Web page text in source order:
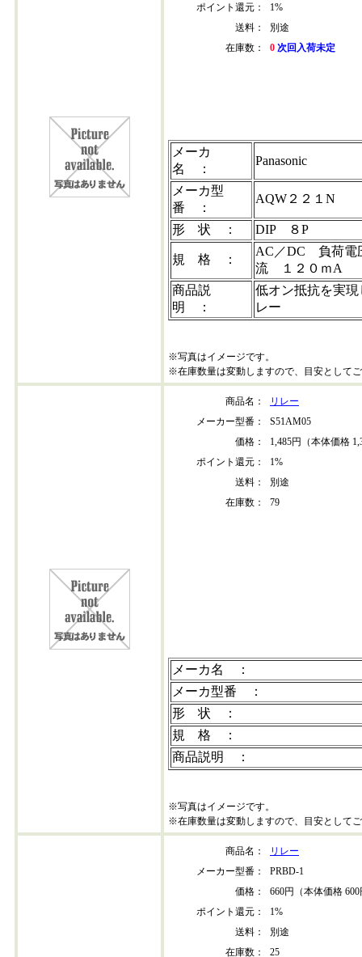
ポイント還元：
1%
送料：
別途
在庫数：
0 次回入荷未定
メーカ
名 ：
Panasonic
メーカ型
番 ：
AQW２２１N
形 状 ： DIP ８P
規 格 ：
AC／DC 負荷
流 １２０ｍA
商品説
明 ：
低オン抵抗を実
レー
※写真はイメージです。
※在庫数量は変動しますので、目安として
商品名：
リレー
メーカー型番：
S51AM05
価格：
1,485円（本体価格
ポイント還元：
1%
送料：
別途
在庫数：
79
メーカ名 ：
メーカ型番 ：
形 状 ：
規 格 ：
商品説明 ：
※写真はイメージです。
※在庫数量は変動しますので、目安として
商品名：
リレー
メーカー型番：
PRBD-1
価格：
660円（本体価格
ポイント還元：
1%
送料：
別途
在庫数：
25